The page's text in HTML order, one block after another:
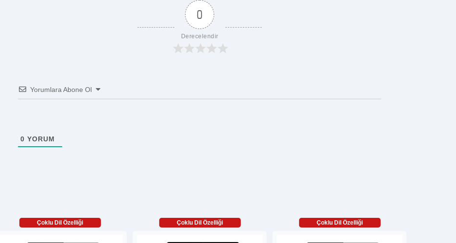
0
Derecelendir
Yorumlara Abone Ol
0 YORUM
Çoklu Dil Özelliği Çoklu Dil Özelliği Çoklu Dil Özelliği